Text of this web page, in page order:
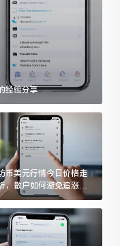
经验分享
币美元行情今日价格走
，散户如何避免追涨杀
牢